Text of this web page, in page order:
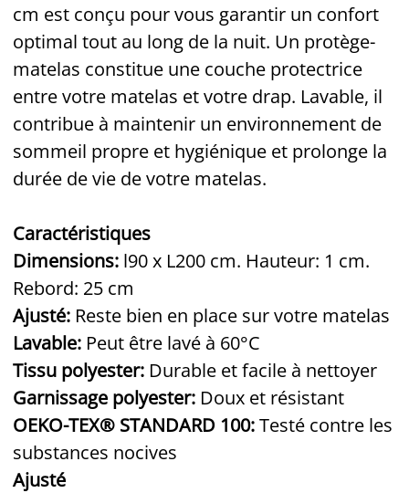
cm est conçu pour vous garantir un confort
optimal tout au long de la nuit. Un protège-
matelas constitue une couche protectrice
entre votre matelas et votre drap. Lavable, il
contribue à maintenir un environnement de
sommeil propre et hygiénique et prolonge la
durée de vie de votre matelas.
Caractéristiques
Dimensions: l90 x L200 cm. Hauteur: 1 cm.
Rebord: 25 cm
Ajusté: Reste bien en place sur votre matelas
Lavable: Peut être lavé à 60°C
Tissu polyester: Durable et facile à nettoyer
Garnissage polyester: Doux et résistant
OEKO-TEX® STANDARD 100:Testé contre les
substances nocives
Ajusté